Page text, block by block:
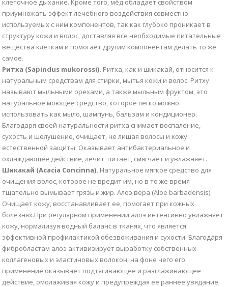
приумножать эффект лечебного воздействия совместно
используемых с ним компонентов, так как глубоко проникает в
структуру кожи и волос, доставляя все необходимые питательные
вещества клеткам и помогает другим компонентам делать то же
самое.
Ритха (Sapindus mukorossi). Ритха, как и шикакай, относится к
натуральным средствам для стирки, мытья кожи и волос. Ритху
называют мыльными орехами, а также мыльным фруктом, это
натуральное моющее средство, которое легко можно
использовать как мыло, шампунь, бальзам и кондиционер.
Благодаря своей натуральности ритха снимает воспаление,
сухость и шелушение, очищает, не лишая волосы и кожу
естественной защиты. Оказывает антибактериальное и
охлаждающее действие, лечит, питает, смягчает и увлажняет.
Шикакай (Acacia Concinna). Натуральное мягкое средство для
очищения волос, которое не вредит им, но в то же время
тщательно вымывает грязь и жир. Алоэ вера (Aloe barbadensis).
Очищает кожу, восстанавливает ее, помогает при кожных
болезнях.При регулярном применении алоэ интенсивно увлажняет
кожу, нормализуя водный баланс в тканях, что является
эффективной профилактикой обезвоживания и сухости. Благодаря
фибробластам алоэ активизирует выработку собственных
коллагеновых и эластиновых волокон, на фоне чего его
применение оказывает подтягивающее и разглаживающее
действие, омолаживая кожу и предупреждая ее раннее увядание.